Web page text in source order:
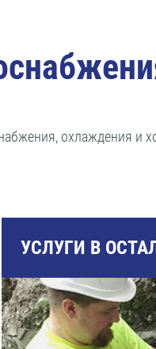
охлаждения и
УСЛУГИ В